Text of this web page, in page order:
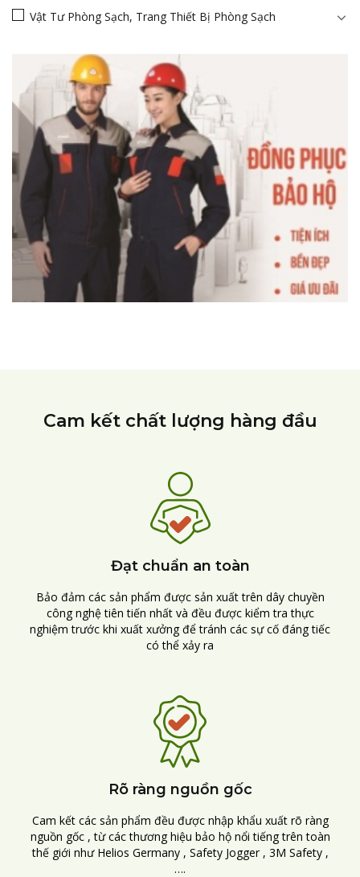
Vật Tư Phòng Sạch, Trang Thiết Bị Phòng Sạch
Cam kết chất lượng hàng đầu
Đạt chuẩn an toàn
Bảo đảm các sản phẩm được sản xuất trên dây chuyền
công nghệ tiên tiến nhất và đều được kiểm tra thực
nghiệm trước khi xuất xưởng để tránh các sự cố đáng tiếc
có thể xảy ra
Rõ ràng nguồn gốc
Cam kết các sản phẩm đều được nhập khẩu xuất rõ ràng
nguồn gốc , từ các thương hiệu bảo hộ nổi tiếng trên toàn
thế giới như Helios Germany , Safety Jogger , 3M Safety ,
….